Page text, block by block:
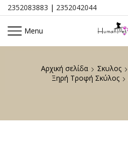
2352083883 | 2352042044
Menu
Αρχική σελίδα Σκυλος
Ξηρή Τροφή Σκύλος